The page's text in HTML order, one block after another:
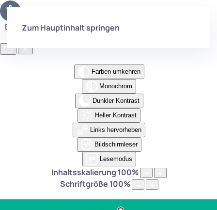
Eingabehilfen öffnen
Farben umkehren
Monochrom
Dunkler Kontrast
Heller Kontrast
Links hervorheben
Bildschirmleser
Lesemodus
Inhaltsskalierung 100%
Schriftgröße 100%
Zum Hauptinhalt springen